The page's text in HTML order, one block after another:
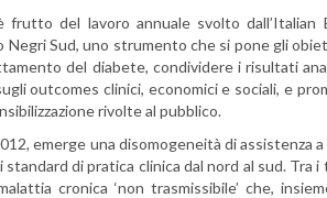
frutto del lavoro annuale svolto dall’Italian
Negri Sud, uno strumento che si pone gli
del diabete, condividere i risultati
outcomes clinici, economici e sociali, e
rivolte al pubblico.
emerge una disomogeneità di assistenza
standard di pratica clinica dal nord al sud. Tra
cronica ‘non trasmissibile’ che,